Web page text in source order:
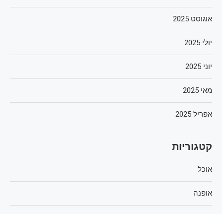
אוגוסט 2025
יולי 2025
יוני 2025
מאי 2025
אפריל 2025
קטגוריות
אוכל
אופנה